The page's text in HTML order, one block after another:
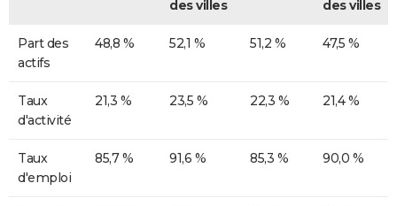
des villes des villes
Part des
actifs
48,8 % 52,1 % 51,2 % 47,5 %
Taux
d'activité
21,3 % 23,5 % 22,3 % 21,4 %
Taux
d'emploi
85,7 % 91,6 % 85,3 % 90,0 %